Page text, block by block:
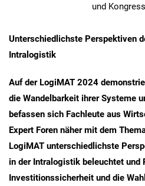
und
Unterschiedlichste Perspektiven
Intralogistik
Auf der LogiMAT 2024
die Wandelbarkeit ihrer Systeme
befassen sich Fachleute aus
Expert Foren näher mit dem
LogiMAT unterschiedlichste
in der Intralogistik beleuchtet und
Investitionssicherheit und die